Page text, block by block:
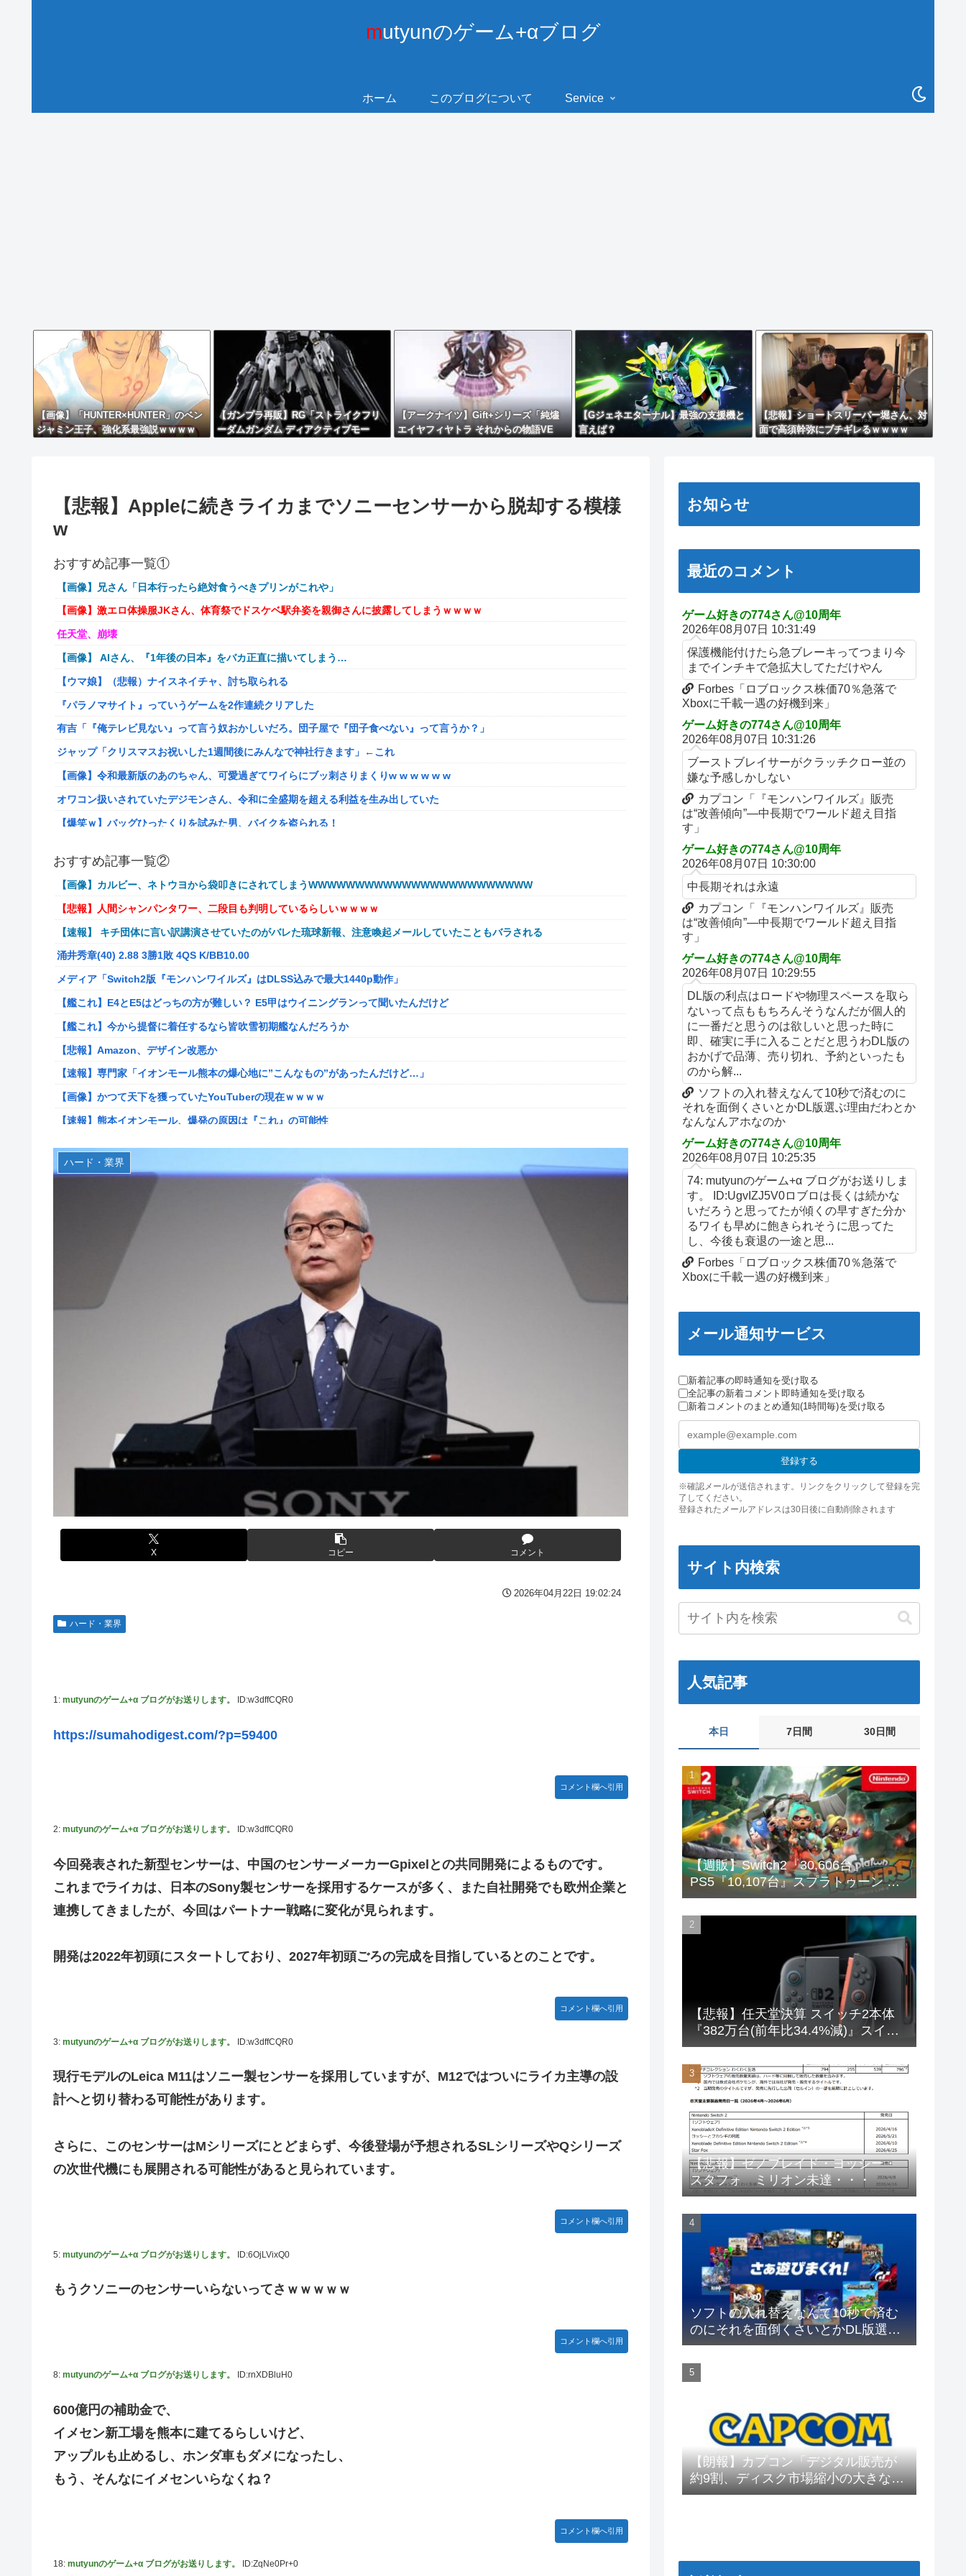
mutyunのゲーム+αブログ
ホーム このブログについて Service
【画像】「HUNTER×HUNTER」のベン
ジャミン王子、強化系最強説ｗｗｗｗ
【ガンプラ再販】RG「ストライクフリ
ーダムガンダム ディアクティブモー
【アークナイツ】Gift+シリーズ「純燼
エイヤフィヤトラ それからの物語VE
【Gジェネエターナル】最強の支援機と
言えば？
【悲報】ショートスリーパー堀さん、対
面で高須幹弥にブチギレるｗｗｗｗ
【悲報】Appleに続きライカまでソニーセンサーから脱却する模様
w
おすすめ記事一覧①
【画像】兄さん「日本行ったら絶対食うべきプリンがこれや」
【画像】激エロ体操服JKさん、体育祭でドスケベ駅弁姿を親御さんに披露してしまうｗｗｗｗ
任天堂、崩壊
【画像】 AIさん、『1年後の日本』をバカ正直に描いてしまう…
【ウマ娘】（悲報）ナイスネイチャ、討ち取られる
『パラノマサイト』っていうゲームを2作連続クリアした
有吉「『俺テレビ見ない』って言う奴おかしいだろ。団子屋で『団子食べない』って言うか？」
ジャップ「クリスマスお祝いした1週間後にみんなで神社行きます」←これ
【画像】令和最新版のあのちゃん、可愛過ぎてワイらにブッ刺さりまくりw w w w w w
オワコン扱いされていたデジモンさん、令和に全盛期を超える利益を生み出していた
【爆笑ｗ】バッグひったくりを試みた男、バイクを盗られる！
メディア「Switch2版『モンハンワイルズ』はDLSS込みで最大1440p動作」
【艦これ】E4とE5はどっちの方が難しい？ E5甲はウイニングランって聞いたんだけど
【艦これ】今から提督に着任するなら皆吹雪初期艦なんだろうか
【艦これ】バニ黒潮親潮 他
中西悠理アナ 袖口からインナーチラ見え！！
【ポケモンGO】リモート交換って 大半が交換レート合わせない奴多くね？
【衝撃】クルタ族虐 殺の犯人、ツェリードニヒで確定！クロロの演劇のせいで2人も無駄死ににwwww
【悲報】ライター「ちいかわが反社とコラボしてた」ﾊﾟｼｬｯ
死神のコスプレをして隣のビルの屋上から病院を眺めていた男を逮捕ｗｗｗ
【画像】コスプレイヤーが死ぬ気で痩せた結果ｗｗｗｗ
【ROBOT魂】 88,000のミーティアが二次も即完売なの大人気すぎる…
ブラッドボーン全クリしたんだが
【画像】田中みな実さん、妊娠中とは思えないヒール姿で登場してしまう
ワイ手取り15万正社員→副業でウーバーやってるんやが金がない
株式投資、若年男性の自信喪失の原因に-6割超が「人生の敗者」自認
【緊急】お笑いジャングルポケット斉藤慎二被告に懲役7年の求刑←これ…
【ウマ娘】セイちゃんの攻撃力を見よ！！！
【悲報】人気配信者「はっきり言う、ジャングリア沖縄ほんとーーーーーーーーにおもんない！！！！」→炎上
海外「全部日本の真似だったのか…」 日本の普通のテレビ番組が最新SNSの数十年先を行っていたと話題に
【艦これ】これがラ級ちゃんの水着modeか・・・！
ぐらんぶる Season 3 第5話 感想：耕平がタレントの替え玉に！奇行にはちゃんと意味があった！
竹﨑由佳アナ ピタパンのお尻！！
【ウマ娘】セイちゃんの攻撃力を見よ！！！
【画像】島田フミカネ先生、ひたすらエッチな絵を上げ続ける存在になってしまう
【ウマ娘】（悲報）ナイスネイチャ、討ち取られる
【バンダイ】「食玩」「プライズ」「ガシャポン」2026年8月発売商品【発売スケジュール】
【悲報】AV女優さん、キモオタチー牛弱男どもの「おはよう」にブチギレｗｗｗ
【〈物語〉シリーズ】セガ「忍野忍」「斧乃木余接」プライズフィギュア【彩色原型公開】
連合のモルモット部隊の部隊長になりました 第45話
【艦これ】 募：ヴィスビィの触媒
【画像】『金田一少年の事件簿』で好きな死体ランキング１位がこちら！
【にじさんじ】本日20時から、ののはとあゆゆでコラボ！
広島県知事ら「核抑止論、根本的におかしい。軍拡競争を助長し世界を不安定化させるだけ」
部屋作りゲーム、確率で出現するイカを見るとクラッシュする不具合が発生
積水ハウス「地面師に55億円騙し取られた…」ワイ「はえーかわいそう…会社滅茶苦茶やろなぁ」
5期・6期 人気ランキング
おすすめ記事一覧②
【画像】カルビー、ネトウヨから袋叩きにされてしまうWWWWWWWWWWWWWWWWWWWWWWWW
【悲報】人間シャンパンタワー、二段目も判明しているらしいｗｗｗｗ
【速報】 キチ団体に言い訳講演させていたのがバレた琉球新報、注意喚起メールしていたこともバラされる
涌井秀章(40) 2.88 3勝1敗 4QS K/BB10.00
メディア「Switch2版『モンハンワイルズ』はDLSS込みで最大1440p動作」
【艦これ】E4とE5はどっちの方が難しい？ E5甲はウイニングランって聞いたんだけど
【艦これ】今から提督に着任するなら皆吹雪初期艦なんだろうか
【悲報】Amazon、デザイン改悪か
【速報】専門家「イオンモール熊本の爆心地に”こんなもの”があったんだけど…」
【画像】かつて天下を獲っていたYouTuberの現在ｗｗｗｗ
【速報】熊本イオンモール、爆発の原因は『これ』の可能性
【悲報】有名漫画家、がんを公表「大腸癌になってしまいました。肝臓に転移も見られてステージ4です」
伊勢鈴蘭さん、コカ・コーラ愛を全力アピール！
無期懲役、去年の仮釈放わずか４人…もう実質終身刑だった
【画像】田中みな実さん、妊娠中とは思えないヒール姿で登場してしまう
【画像】令和最新版のあのちゃん、可愛過ぎてワイらにブッ刺さりまくりw w w w w w
【画像】日焼け口リの締まったお尻っていいよね！ｗｗｗｗｗ
熊本･八代港で自衛隊の「病院船」が医療提供開始、診察と薬剤処方…被災者向け大浴場も！
【悲報】コメ農家「高市総理には愛想尽かした」売値は生産原価の半分以下に…肥料代や燃料代は高騰「今年でやめる」農家
【悲報】かつての「快楽天」が微妙になったわけｗｗｗｗｗ
【有能】政府「トラックはサービスエリア利用有料化すればサボらず走るし流問題解決じゃね？」
ジャグラーやってる奴ってヤバいの多すぎじゃね？？？
今季もタイトル獲得を目指すFC町田ゼルビア黒田剛監督が抱負を語る
ハード・業界
X コピー コメント
2026年04月22日 19:02:24
ハード・業界
1: mutyunのゲーム+α ブログがお送りします。 ID:w3dffCQR0
https://sumahodigest.com/?p=59400
コメント欄へ引用
2: mutyunのゲーム+α ブログがお送りします。 ID:w3dffCQR0
今回発表された新型センサーは、中国のセンサーメーカーGpixelとの共同開発によるものです。
これまでライカは、日本のSony製センサーを採用するケースが多く、また自社開発でも欧州企業と
連携してきましたが、今回はパートナー戦略に変化が見られます。
開発は2022年初頭にスタートしており、2027年初頭ごろの完成を目指しているとのことです。
コメント欄へ引用
3: mutyunのゲーム+α ブログがお送りします。 ID:w3dffCQR0
現行モデルのLeica M11はソニー製センサーを採用していますが、M12ではついにライカ主導の設
計へと切り替わる可能性があります。
さらに、このセンサーはMシリーズにとどまらず、今後登場が予想されるSLシリーズやQシリーズ
の次世代機にも展開される可能性があると見られています。
コメント欄へ引用
5: mutyunのゲーム+α ブログがお送りします。 ID:6OjLVixQ0
もうクソニーのセンサーいらないってさｗｗｗｗｗ
コメント欄へ引用
8: mutyunのゲーム+α ブログがお送りします。 ID:rnXDBluH0
600億円の補助金で、
イメセン新工場を熊本に建てるらしいけど、
アップルも止めるし、ホンダ車もダメになったし、
もう、そんなにイメセンいらなくね？
コメント欄へ引用
18: mutyunのゲーム+α ブログがお送りします。 ID:ZqNe0Pr+0
お知らせ
最近のコメント
ゲーム好きの774さん@10周年
2026年08月07日 10:31:49
保護機能付けたら急ブレーキってつまり今
までインチキで急拡大してただけやん
Forbes「ロブロックス株価70％急落で
Xboxに千載一遇の好機到来」
ゲーム好きの774さん@10周年
2026年08月07日 10:31:26
ブーストブレイサーがクラッチクロー並の
嫌な予感しかしない
カプコン「『モンハンワイルズ』販売
は“改善傾向”―中長期でワールド超え目指
す」
ゲーム好きの774さん@10周年
2026年08月07日 10:30:00
中長期それは永遠
カプコン「『モンハンワイルズ』販売
は“改善傾向”―中長期でワールド超え目指
す」
ゲーム好きの774さん@10周年
2026年08月07日 10:29:55
DL版の利点はロードや物理スペースを取ら
ないって点ももちろんそうなんだが個人的
に一番だと思うのは欲しいと思った時に
即、確実に手に入ることだと思うわDL版の
おかげで品薄、売り切れ、予約といったも
のから解...
ソフトの入れ替えなんて10秒で済むのに
それを面倒くさいとかDL版選ぶ理由だわとか
なんなんアホなのか
ゲーム好きの774さん@10周年
2026年08月07日 10:25:35
74: mutyunのゲーム+α ブログがお送りしま
す。 ID:UgvIZJ5V0ロブロは長くは続かな
いだろうと思ってたが傾くの早すぎた分か
るワイも早めに飽きられそうに思ってた
し、今後も衰退の一途と思...
Forbes「ロブロックス株価70％急落で
Xboxに千載一遇の好機到来」
メール通知サービス
新着記事の即時通知を受け取る
全記事の新着コメント即時通知を受け取る
新着コメントのまとめ通知(1時間毎)を受け取る
登録する
※確認メールが送信されます。リンクをクリックして登録を完
了してください。
登録されたメールアドレスは30日後に自動削除されます
サイト内検索
人気記事
本日 7日間 30日間
【週販】Switch2『30,606台』
PS5『10,107台』スプラトゥーン レ
イダース「73,542本」
【悲報】任天堂決算 スイッチ2本体
『382万台(前年比34.4%減)』スイッ
チ本体『66万台(前年比31.8%減)』
【悲報】ゼノブレイド・ヨッシー・
スタフォ ミリオン未達・・・
ソフトの入れ替えなんて10秒で済む
のにそれを面倒くさいとかDL版選ぶ
理由だわとかなんなんアホなのか
【朗報】カプコン「デジタル販売が
約9割、ディスク市場縮小の大きな影
響は想定していない」